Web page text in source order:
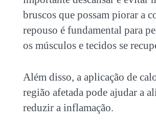
bruscos que possam piorar a
repouso é fundamental para
os músculos e tecidos se
Além disso, a aplicação de
região afetada pode ajudar a
reduzir a inflamação.